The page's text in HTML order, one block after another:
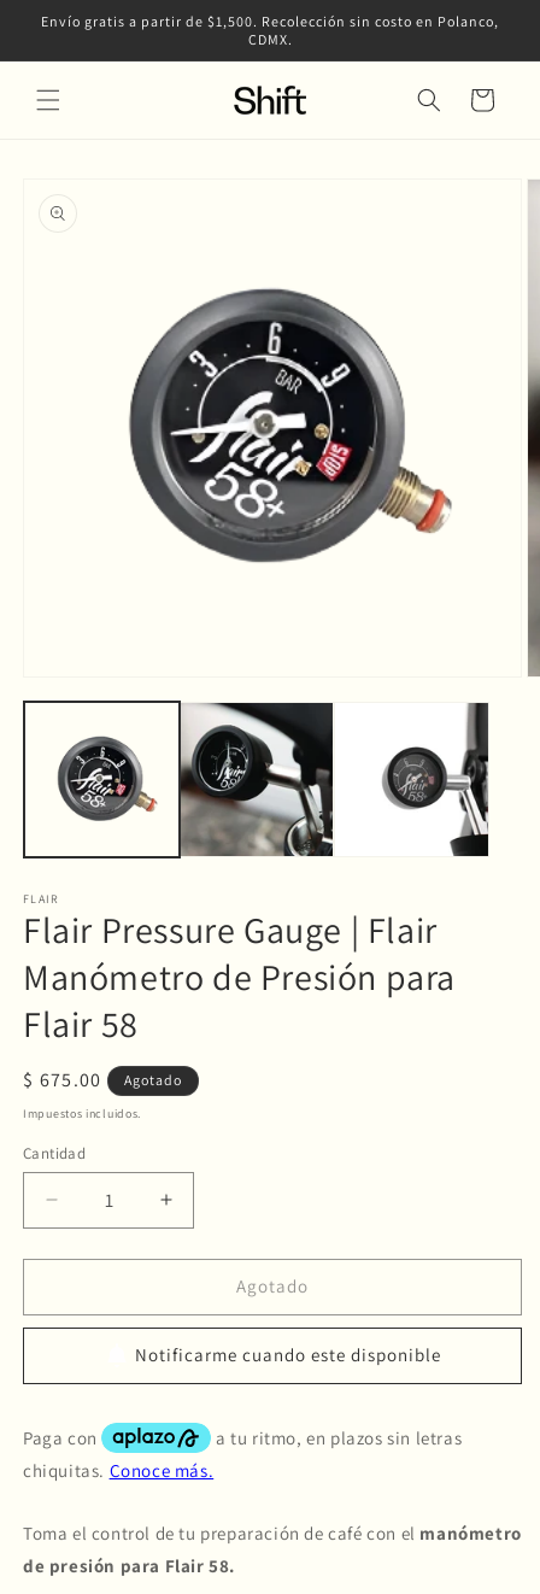
directamente
Envío gratis a partir de $1,500. Recolección sin costo en Polanco,
CDMX.
Carrito
información
elemento
ventana
FLAIR
Flair Pressure Gauge | Flair
Manómetro de Presión para
Flair 58
Precio
habitual
$ 675.00 Agotado
Impuestos incluidos.
Cantidad
Reducir
cantidad
para
Pressure
Gauge
Flair
de
Presión
para
58
Aumentar
cantidad
para
Pressure
Gauge
|
Flair
de
Presión
58
Agotado
Notificarme cuando este disponible
Toma el control de tu preparación de café con el manómetro
de presión para Flair 58.